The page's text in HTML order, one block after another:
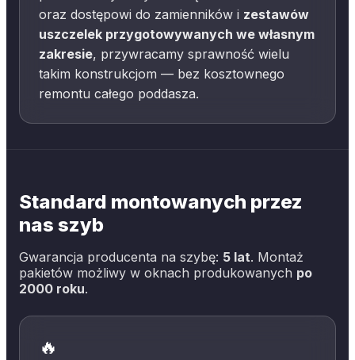
oraz dostępowi do zamienników i zestawów
uszczelek przygotowywanych we własnym
zakresie, przywracamy sprawność wielu
takim konstrukcjom — bez kosztownego
remontu całego poddasza.
Standard montowanych przez
nas szyb
Gwarancja producenta na szybę: 5 lat. Montaż
pakietów możliwy w oknach produkowanych po
2000 roku.
🔥